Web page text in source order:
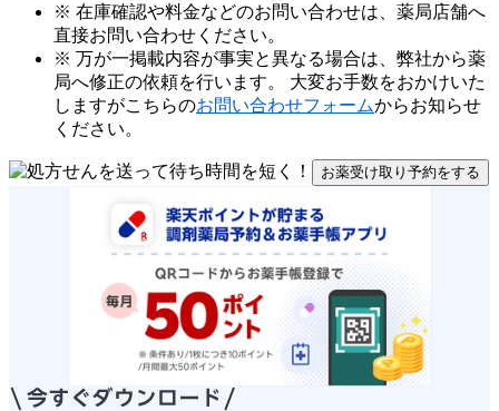
※ 在庫確認や料金などのお問い合わせは、薬局店舗へ
直接お問い合わせください。
※ 万が一掲載内容が事実と異なる場合は、弊社から薬
局へ修正の依頼を行います。 大変お手数をおかけいた
しますがこちらのお問い合わせフォームからお知らせ
ください。
お薬受け取り予約をする